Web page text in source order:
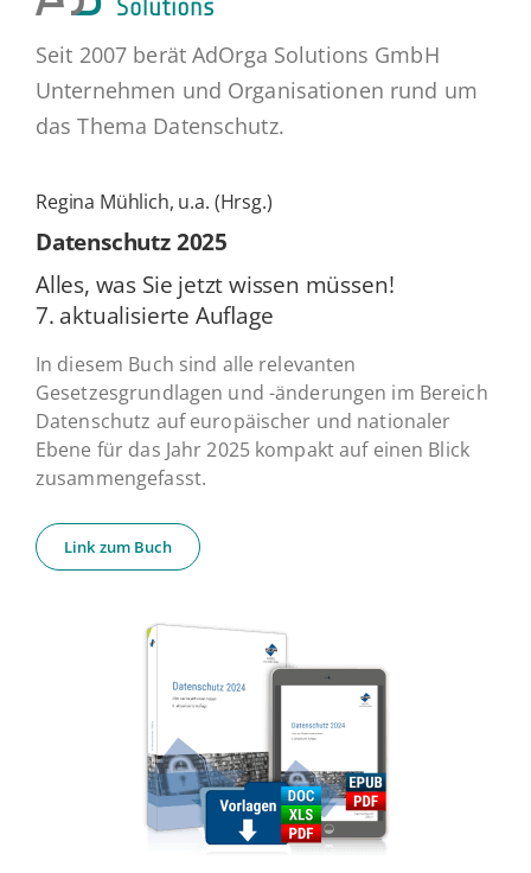
Seit 2007 berät AdOrga Solutions GmbH
Unternehmen und Organisationen rund um
das Thema Datenschutz.
Regina Mühlich, u.a. (Hrsg.)
Daten­schutz 2025
Alles, was Sie jetzt wissen müssen!
7. ak­tua­li­sier­te Auflage
In diesem Buch sind alle relevanten
Gesetzesgrundlagen und -änderungen im Bereich
Datenschutz auf europäischer und nationaler
Ebene für das Jahr 2025 kompakt auf einen Blick
zusammengefasst.
Link zum Buch